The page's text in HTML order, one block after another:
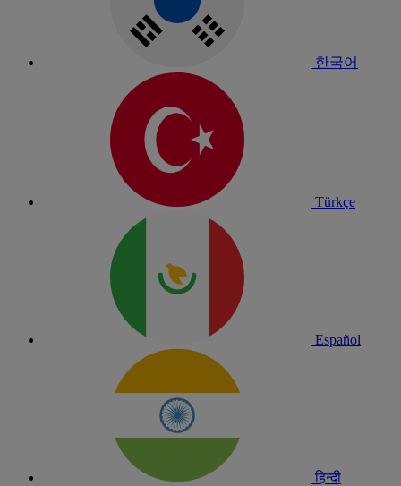
한국어
Türkçe
Español
हिन्दी